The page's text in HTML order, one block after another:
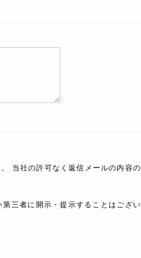
当社の許可なく返信メールの内容の
三者に開示・提示することはござい